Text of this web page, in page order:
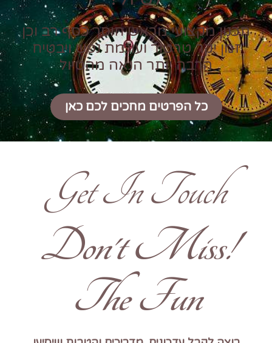
תכנון מקצועי מראש חוסך כסף רב וכן
זמן יקר טרטור ועוגמת נפש ויבטיח
הרבה יותר הנאה מהטיול
כל הפרטים מחכים לכם כאן
Get In Touch
!Don't Miss
The Fun